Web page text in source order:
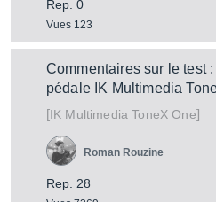
Rep. 0
Vues 123
Commentaires sur le test :
pédale IK Multimedia
[ IK Multimedia ToneX One]
Rep. 28
Roman Rouzine